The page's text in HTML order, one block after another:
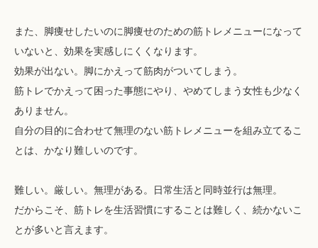
また、脚痩せしたいのに脚痩せのための筋トレメニューになって
いないと、効果を実感しにくくなります。
効果が出ない。脚にかえって筋肉がついてしまう。
筋トレでかえって困った事態にやり、やめてしまう女性も少なく
ありません。
自分の目的に合わせて無理のない筋トレメニューを組み立てるこ
とは、かなり難しいのです。
難しい。厳しい。無理がある。日常生活と同時並行は無理。
だからこそ、筋トレを生活習慣にすることは難しく、続かないこ
とが多いと言えます。